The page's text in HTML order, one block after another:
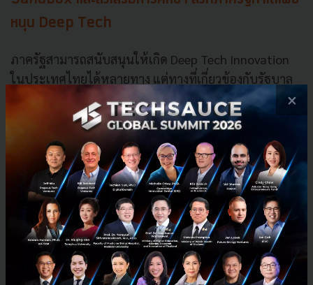
หนุน Deep Tech
ภาครัฐสามารถสนับสนุนให้เกิด Deep Tech Innovation
ในประเทศไทยได้หลายทาง แต่ทางที่เกี่ยวข้องกับรัฐบาล
โดยตรงจะเป็นในส่วนของการจัดการข้อกำหนดหรือ
มาตรการที่ส่งผลต่อการวิจัยและพัฒนา Deep Tech
Innovation
เพราะการพัฒนาเทคโนโลยีขั้นสูงมักต้อง
อาศัยการทดลองประสิทธิภาพซึ่งอาจอยู่นอกเหนือ
มาตรฐานทางกฎหมายหรือเป็นประเด็นอ่อนไหวสังคมใน
เวลานี้ จึงจำเป็นต้องมีพื้นที่ทดลองหรือ Sandboxเพื่อให้
ผู้ประกอบการที่มีความพร้อมได้ลงมือทดสอบผลิตภัณฑ์
ก่อนนำไปผลิตเพื่อขายจริง ซึ่ง Sandbox เป็นส่วนที่
สนับสนุนที่สามารถทำได้ในระยะสั้นเท่านั้น เพราะต้อง
พิจารณาเป็นรายกรณี รวมทั้งต้องกำหนดกรอบเวลา
×